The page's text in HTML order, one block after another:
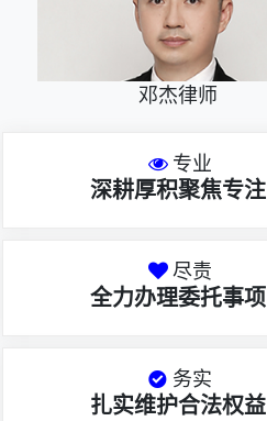
邓杰律师
专业
深耕厚积聚焦专注
尽责
全力办理委托事项
务实
扎实维护合法权益